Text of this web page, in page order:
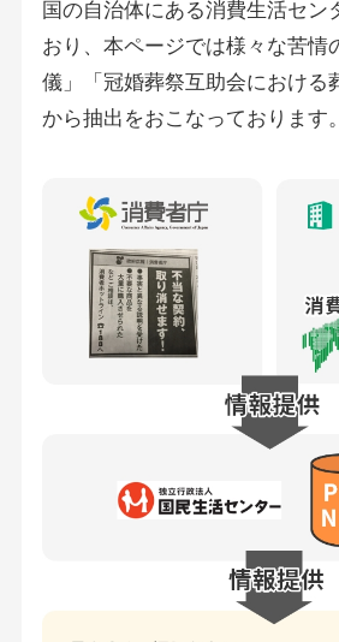
国の自治体にある消費生活セン
おり、本ページでは様々な苦情
儀」「冠婚葬祭互助会における
から抽出をおこなっております。